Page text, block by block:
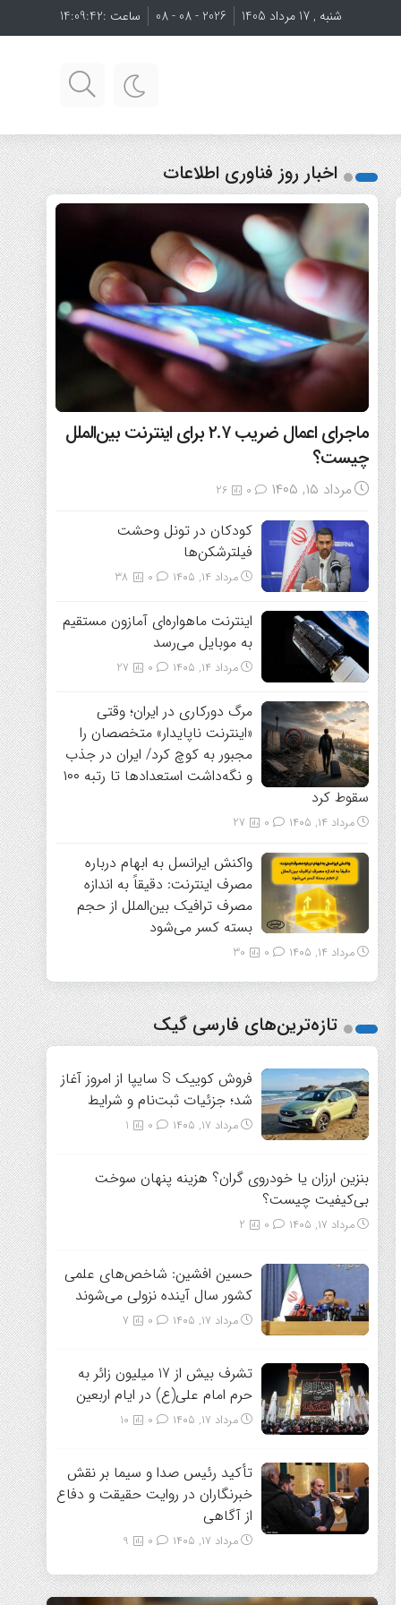
شنبه , 17 مرداد 1405 2026 - 08 - 08 ساعت :14:09:44
اخبار روز فناوری اطلاعات
ماجرای اعمال ضریب ۲.۷ برای اینترنت بین‌الملل
چیست؟
مرداد ۱۵, ۱۴۰۵ 26
کودکان در تونل وحشت
فیلترشکن‌ها
مرداد ۱۴, ۱۴۰۵ 38
اینترنت ماهواره‌ای آمازون مستقیم
به موبایل می‌رسد
مرداد ۱۴, ۱۴۰۵ 27
مرگ دورکاری در ایران؛ وقتی
«اینترنت ناپایدار» متخصصان را
مجبور به کوچ کرد/ ایران در جذب
و نگه‌داشت استعدادها تا رتبه ۱۰۰
سقوط کرد
مرداد ۱۴, ۱۴۰۵ 27
واکنش ایرانسل به ابهام درباره
مصرف اینترنت: دقیقاً به اندازه
مصرف ترافیک بین‌الملل از حجم
بسته کسر می‌شود
مرداد ۱۴, ۱۴۰۵ 30
تازه‌ترین‌های فارسی گیک
فروش کوییک S سایپا از امروز آغاز
شد؛ جزئیات ثبت‌نام و شرایط
مرداد ۱۷, ۱۴۰۵ 1
بنزین ارزان یا خودروی گران؟ هزینه پنهان سوخت
بی‌کیفیت چیست؟
مرداد ۱۷, ۱۴۰۵ 2
حسین افشین: شاخص‌های علمی
کشور سال آینده نزولی می‌شوند
مرداد ۱۷, ۱۴۰۵ 7
تشرف بیش از 17 میلیون زائر به
حرم امام علی(ع) در ایام اربعین
مرداد ۱۷, ۱۴۰۵ 10
تأکید رئیس صدا و سیما بر نقش
خبرنگاران در روایت حقیقت و دفاع
از آگاهی
مرداد ۱۷, ۱۴۰۵ 9